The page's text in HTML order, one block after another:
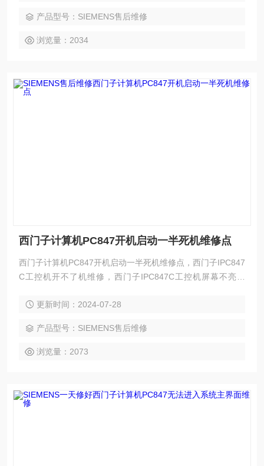
机触摸失灵维修，西门子IPC工控机触摸不灵维修，西门子IPC
工控机花屏维修，西门子IPC工控机进不了系统维修，
产品型号：SIEMENS售后维修
浏览量：2034
西门子计算机PC847开机启动一半死机维修点
西门子计算机PC847开机启动一半死机维修点，西门子IPC847
C工控机开不了机维修，西门子IPC847C工控机屏幕不亮维
工控机白屏维修，西门子IPC847C工控机按键失灵或不灵维
控机触摸不灵维修，西门子IPC847C工控机花屏维修，西门子I
PC847C工控机进不了系
更新时间：2024-07-28
产品型号：SIEMENS售后维修
浏览量：2073